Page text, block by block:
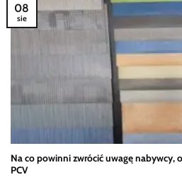
Na co powinni zwrócić uwagę nabywcy,
PCV
08
sie